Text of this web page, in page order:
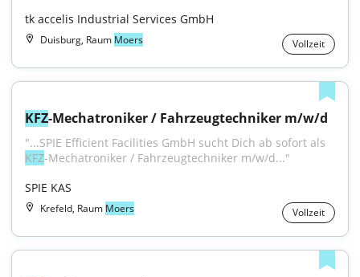
tk accelis Industrial Services GmbH
Duisburg, Raum Moers Vollzeit
KFZ-Mechatroniker / Fahrzeugtechniker m/w/d
KFZ-Mechatroniker / Fahrzeugtechniker m/w/d..."
SPIE KAS
Krefeld, Raum Moers Vollzeit